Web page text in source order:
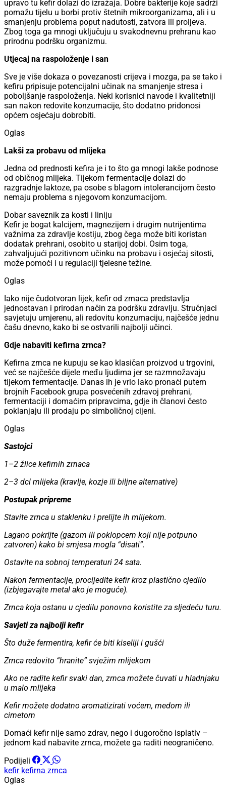
upravo tu kefir dolazi do izražaja. Dobre bakterije koje sadrži
pomažu tijelu u borbi protiv štetnih mikroorganizama, ali i u
smanjenju problema poput nadutosti, zatvora ili proljeva.
Zbog toga ga mnogi uključuju u svakodnevnu prehranu kao
prirodnu podršku organizmu.
Utjecaj na raspoloženje i san
Sve je više dokaza o povezanosti crijeva i mozga, pa se tako i
kefiru pripisuje potencijalni učinak na smanjenje stresa i
poboljšanje raspoloženja. Neki korisnici navode i kvalitetniji
san nakon redovite konzumacije, što dodatno pridonosi
općem osjećaju dobrobiti.
Oglas
Lakši za probavu od mlijeka
Jedna od prednosti kefira je i to što ga mnogi lakše podnose
od običnog mlijeka. Tijekom fermentacije dolazi do
razgradnje laktoze, pa osobe s blagom intolerancijom često
nemaju problema s njegovom konzumacijom.
Dobar saveznik za kosti i liniju
Kefir je bogat kalcijem, magnezijem i drugim nutrijentima
važnima za zdravlje kostiju, zbog čega može biti koristan
dodatak prehrani, osobito u starijoj dobi. Osim toga,
zahvaljujući pozitivnom učinku na probavu i osjećaj sitosti,
može pomoći i u regulaciji tjelesne težine.
Oglas
Iako nije čudotvoran lijek, kefir od zrnaca predstavlja
jednostavan i prirodan način za podršku zdravlju. Stručnjaci
savjetuju umjerenu, ali redovitu konzumaciju, najčešće jednu
čašu dnevno, kako bi se ostvarili najbolji učinci.
Gdje nabaviti kefirna zrnca?
Kefirna zrnca ne kupuju se kao klasičan proizvod u trgovini,
već se najčešće dijele među ljudima jer se razmnožavaju
tijekom fermentacije. Danas ih je vrlo lako pronaći putem
brojnih Facebook grupa posvećenih zdravoj prehrani,
fermentaciji i domaćim pripravcima, gdje ih članovi često
poklanjaju ili prodaju po simboličnoj cijeni.
Oglas
Sastojci
1–2 žlice kefirnih zrnaca
2–3 dcl mlijeka (kravlje, kozje ili biljne alternative)
Postupak pripreme
Stavite zrnca u staklenku i prelijte ih mlijekom.
Lagano pokrijte (gazom ili poklopcem koji nije potpuno
zatvoren) kako bi smjesa mogla “disati”.
Ostavite na sobnoj temperaturi 24 sata.
Nakon fermentacije, procijedite kefir kroz plastično cjedilo
(izbjegavajte metal ako je moguće).
Zrnca koja ostanu u cjedilu ponovno koristite za sljedeću turu.
Savjeti za najbolji kefir
Što duže fermentira, kefir će biti kiseliji i gušći
Zrnca redovito “hranite” svježim mlijekom
Ako ne radite kefir svaki dan, zrnca možete čuvati u hladnjaku
u malo mlijeka
Kefir možete dodatno aromatizirati voćem, medom ili
cimetom
Domaći kefir nije samo zdrav, nego i dugoročno isplativ –
jednom kad nabavite zrnca, možete ga raditi neograničeno.
Podijeli
kefir kefirna zrnca
Oglas